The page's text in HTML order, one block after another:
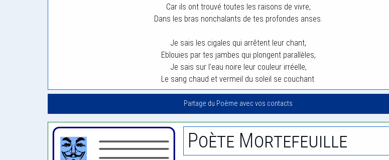
Car ils ont trouvé toutes les raisons de vivre,
Dans les bras nonchalants de tes profondes anses.
Je sais les cigales qui arrêtent leur chant,
Eblouies par tes jambes qui plongent parallèles,
Je sais sur l’eau noire leur couleur irréelle,
Le sang chaud et vermeil du soleil se couchant.
Partage du Poème avec vos contacts
Poète Mortefeuille